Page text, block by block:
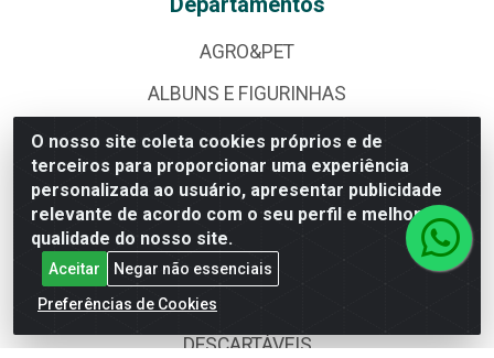
O nosso site coleta cookies próprios e de
terceiros para proporcionar uma experiência
personalizada ao usuário, apresentar publicidade
relevante de acordo com o seu perfil e melhorar a
qualidade do nosso site.
Aceitar
Negar não essenciais
Preferências de Cookies
AGRO&PET
ALBUNS E FIGURINHAS
ALIMENTOS
BAZAR
BEBIDAS
BOMBONIERE
CALÇADOS
DESCARTÁVEIS